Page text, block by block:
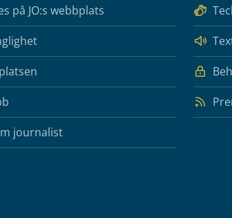
på JO:s webbplats
journalist